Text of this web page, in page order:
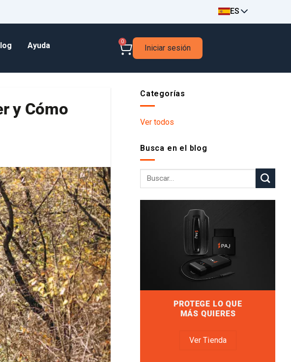
ES
Ayuda 0
Iniciar sesión
y Cómo
Categorías
Ver todos
Busca en el blog
PROTEGE LO QUE
MÁS QUIERES
Ver Tienda